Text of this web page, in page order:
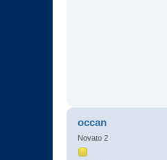
occan
Novato 2